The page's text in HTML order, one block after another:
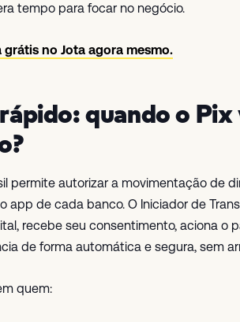
tempo para focar no negócio.
grátis no Jota agora mesmo.
quando o Pix
permite autorizar a movimentação de
app de cada banco. O Iniciador de
recebe seu consentimento, aciona o
de forma automática e segura, sem
quem: